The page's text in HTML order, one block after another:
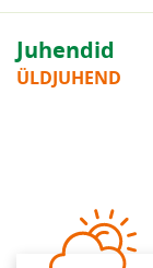
Juhendid
ÜLDJUHEND